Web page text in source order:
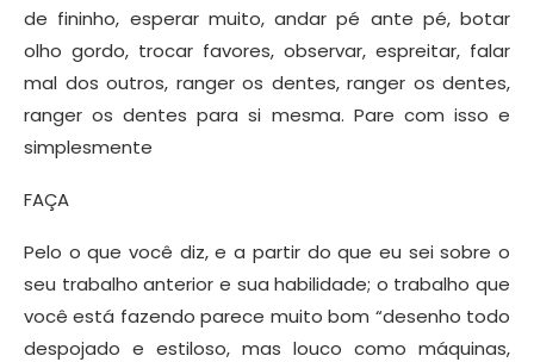
de fininho, esperar muito, andar pé ante pé, botar
olho gordo, trocar favores, observar, espreitar, falar
mal dos outros, ranger os dentes, ranger os dentes,
ranger os dentes para si mesma. Pare com isso e
simplesmente
FAÇA
Pelo o que você diz, e a partir do que eu sei sobre o
seu trabalho anterior e sua habilidade; o trabalho que
você está fazendo parece muito bom “desenho todo
despojado e estiloso, mas louco como máquinas,